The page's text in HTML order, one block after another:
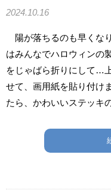
2024.10.16
陽が落ちるのも早くな
はみんなでハロウィンの
をじゃばら折りにして
せて、画用紙を貼り付
たら、かわいいステッキ